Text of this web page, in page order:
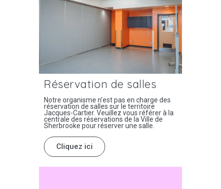
Réservation de salles
Notre organisme n'est pas en charge des
réservation de salles sur le territoire
Jacques-Cartier. Veuillez vous référer à la
centrale des réservations de la Ville de
Sherbrooke pour réserver une salle.
Cliquez ici